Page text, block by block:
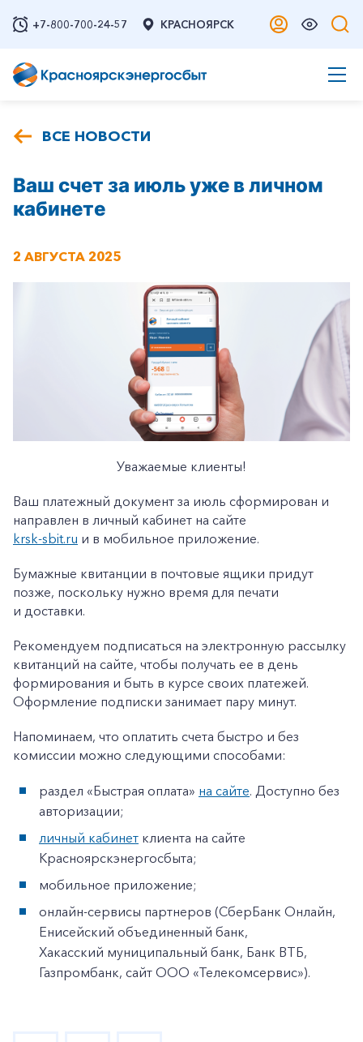
+7-800-700-24-57 КРАСНОЯРСК
ВСЕ НОВОСТИ
Ваш счет за июль уже в личном
кабинете
2 АВГУСТА 2025
Уважаемые клиенты!
Ваш платежный документ за июль сформирован и
направлен в личный кабинет на сайте
krsk-sbit.ru и в мобильное приложение.
Бумажные квитанции в почтовые ящики придут
позже, поскольку нужно время для печати
и доставки.
Рекомендуем подписаться на электронную рассылку
квитанций на сайте, чтобы получать ее в день
формирования и быть в курсе своих платежей.
Оформление подписки занимает пару минут.
Напоминаем, что оплатить счета быстро и без
комиссии можно следующими способами:
раздел «Быстрая оплата» на сайте. Доступно без
авторизации;
личный кабинет клиента на сайте
Красноярскэнергосбыта;
мобильное приложение;
онлайн-сервисы партнеров (СберБанк Онлайн,
Енисейский объединенный банк,
Хакасский муниципальный банк, Банк ВТБ,
Газпромбанк, сайт ООО «Телекомсервис»).